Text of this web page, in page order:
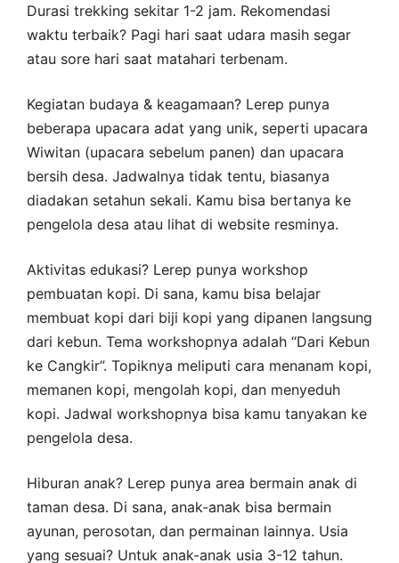
Durasi trekking sekitar 1-2 jam. Rekomendasi
waktu terbaik? Pagi hari saat udara masih segar
atau sore hari saat matahari terbenam.
Kegiatan budaya & keagamaan? Lerep punya
beberapa upacara adat yang unik, seperti upacara
Wiwitan (upacara sebelum panen) dan upacara
bersih desa. Jadwalnya tidak tentu, biasanya
diadakan setahun sekali. Kamu bisa bertanya ke
pengelola desa atau lihat di website resminya.
Aktivitas edukasi? Lerep punya workshop
pembuatan kopi. Di sana, kamu bisa belajar
membuat kopi dari biji kopi yang dipanen langsung
dari kebun. Tema workshopnya adalah “Dari Kebun
ke Cangkir”. Topiknya meliputi cara menanam kopi,
memanen kopi, mengolah kopi, dan menyeduh
kopi. Jadwal workshopnya bisa kamu tanyakan ke
pengelola desa.
Hiburan anak? Lerep punya area bermain anak di
taman desa. Di sana, anak-anak bisa bermain
ayunan, perosotan, dan permainan lainnya. Usia
yang sesuai? Untuk anak-anak usia 3-12 tahun.